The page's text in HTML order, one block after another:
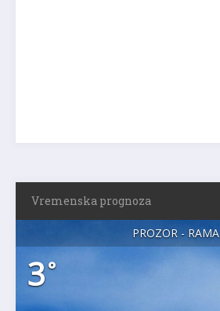
Vremenska prognoza
PROZOR - RAMA
3°